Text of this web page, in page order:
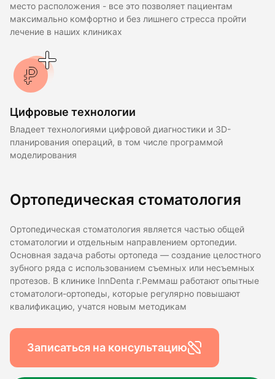
место расположения - все это позволяет пациентам
максимально комфортно и без лишнего стресса пройти
лечение в наших клиниках
Цифровые технологии
Владеет технологиями цифровой диагностики и 3D-
планирования операций, в том числе программой
моделирования
Ортопедическая стоматология
Ортопедическая стоматология является частью общей
стоматологии и отдельным направлением ортопедии.
Основная задача работы ортопеда — создание целостного
зубного ряда с использованием съемных или несъемных
протезов. В клинике InnDentа г.Реммаш работают опытные
стоматологи-ортопеды, которые регулярно повышают
квалификацию, учатся новым методикам
Записаться на консультацию